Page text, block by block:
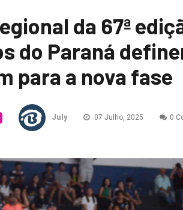
da 67ª
do Paraná
para a nova fase
July 07 Julho, 2025 0